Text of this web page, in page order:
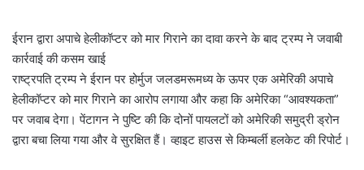
ईरान द्वारा अपाचे हेलीकॉप्टर को मार गिराने का दावा करने के बाद ट्रम्प ने जवाबी
कार्रवाई की कसम खाई
राष्ट्रपति ट्रम्प ने ईरान पर होर्मुज जलडमरूमध्य के ऊपर एक अमेरिकी अपाचे
हेलीकॉप्टर को मार गिराने का आरोप लगाया और कहा कि अमेरिका “आवश्यकता”
पर जवाब देगा। पेंटागन ने पुष्टि की कि दोनों पायलटों को अमेरिकी समुद्री ड्रोन
द्वारा बचा लिया गया और वे सुरक्षित हैं। व्हाइट हाउस से किम्बर्ली हलकेट की रिपोर्ट।